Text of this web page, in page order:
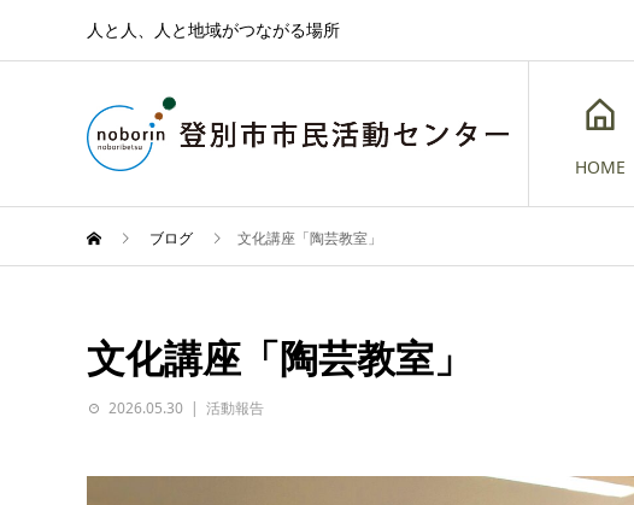
人と人、人と地域がつながる場所
HOME
ブログ 文化講座「陶芸教室」
文化講座「陶芸教室」
2026.05.30 活動報告